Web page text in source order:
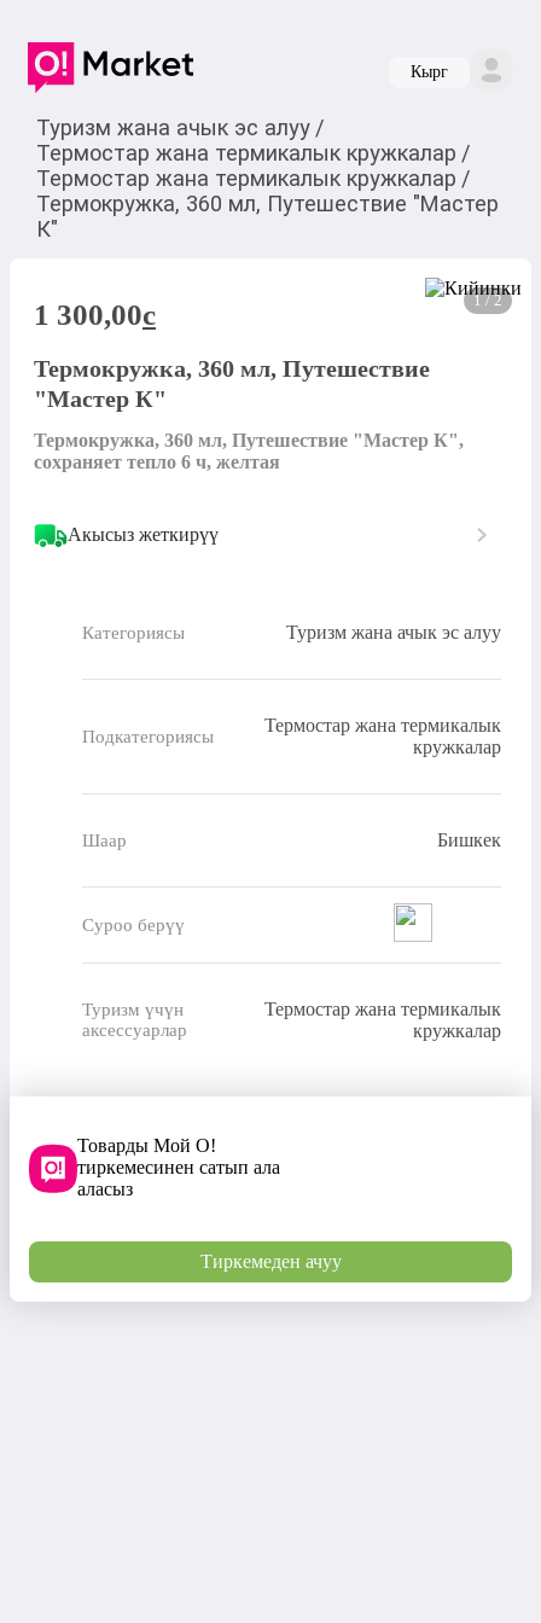
Кырг
Туризм жана ачык эс алуу /
Термостар жана термикалык кружкалар /
Термостар жана термикалык кружкалар /
Термокружка, 360 мл, Путешествие "Мастер
К"
1 / 2
1 300,00c
Термокружка, 360 мл, Путешествие
"Мастер К"
Термокружка, 360 мл, Путешествие "Мастер К",
сохраняет тепло 6 ч, желтая
Акысыз жеткирүү
Категориясы Туризм жана ачык эс алуу
Подкатегориясы
Термостар жана термикалык
кружкалар
Шаар Бишкек
Суроо берүү
Туризм үчүн
аксессуарлар
Термостар жана термикалык
кружкалар
Товарды Мой О!
тиркемесинен сатып ала
аласыз
Тиркемеден ачуу